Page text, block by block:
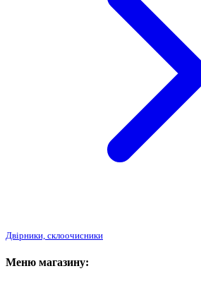
Двірники, склоочисники
Меню магазину: